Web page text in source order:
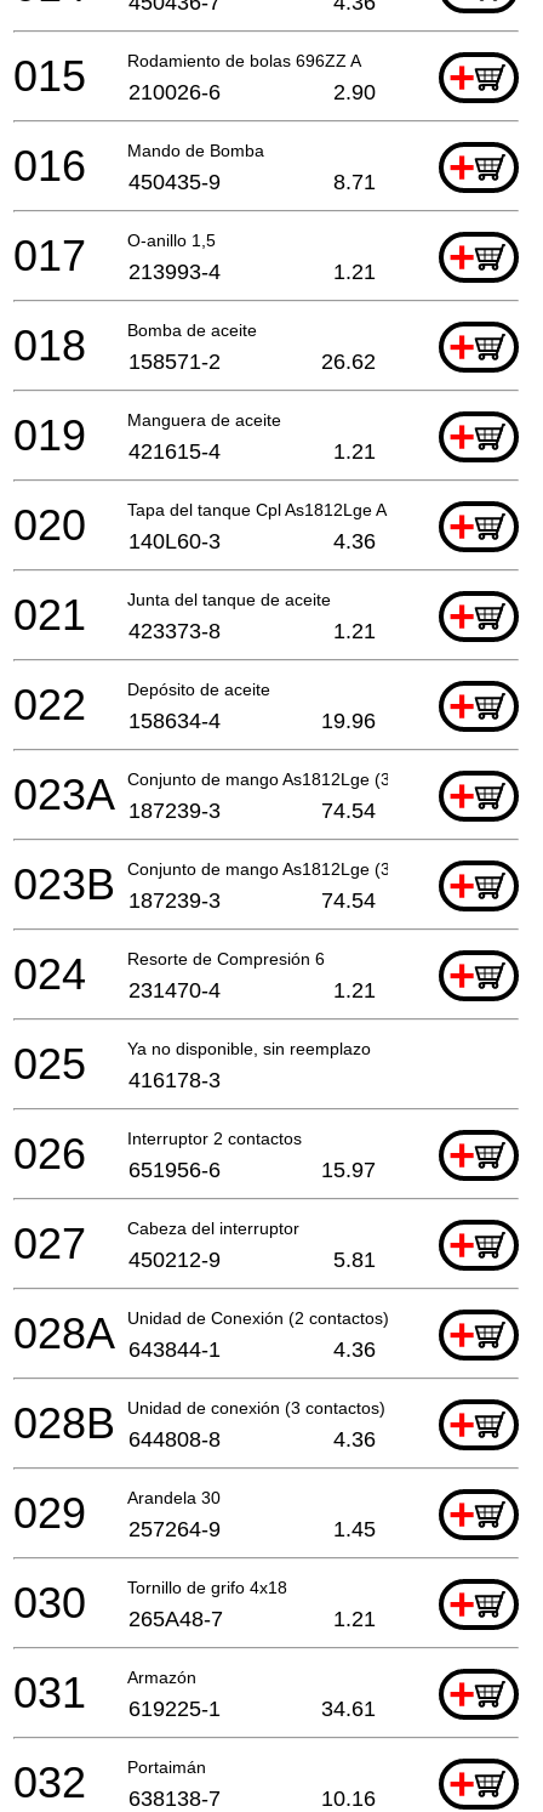
Rodamiento de bolas 696ZZ A +
015 210026-6 2.90
Mando de Bomba +
016 450435-9 8.71
O-anillo 1,5 +
017 213993-4 1.21
Bomba de aceite +
018 158571-2 26.62
Manguera de aceite +
019 421615-4 1.21
Tapa del tanque Cpl As1812Lge A +
020 140L60-3 4.36
Junta del tanque de aceite +
021 423373-8 1.21
Depósito de aceite +
022 158634-4 19.96
Conjunto de mango As1812Lge (3 Con.)A+
023A 187239-3 74.54
Conjunto de mango As1812Lge (3 Con.)A+
023B 187239-3 74.54
Resorte de Compresión 6 +
024 231470-4 1.21
Ya no disponible, sin reemplazo
025 416178-3
Interruptor 2 contactos +
026 651956-6 15.97
Cabeza del interruptor +
027 450212-9 5.81
Unidad de Conexión (2 contactos) +
028A 643844-1 4.36
Unidad de conexión (3 contactos) +
028B 644808-8 4.36
Arandela 30 +
029 257264-9 1.45
Tornillo de grifo 4x18 +
030 265A48-7 1.21
Armazón +
031 619225-1 34.61
Portaimán +
032 638138-7 10.16